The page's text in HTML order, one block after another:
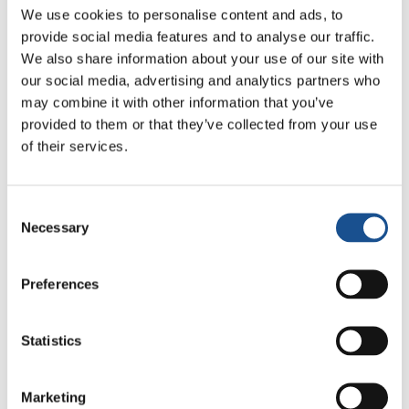
We use cookies to personalise content and ads, to
provide social media features and to analyse our traffic.
We also share information about your use of our site with
our social media, advertising and analytics partners who
may combine it with other information that you’ve
provided to them or that they’ve collected from your use
of their services.
Selection
Necessary
Preferences
Statistics
Marketing
eles entrassem em contato com a comunidade
chinesa local, envolvendo-a nas atividades de
intercâmbio, também com os estudantes
universitários de chinês. Também estudantes
universitários chineses participam das
atividades da associação, que apoiam a
interculturais (Ano Novo Chinês, “aperi-china”
e muito mais)..
Informações